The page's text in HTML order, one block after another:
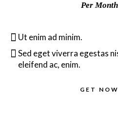
Per Month
Ut enim ad minim.
Sed eget viverra egestas
eleifend ac, enim.
GET NOW